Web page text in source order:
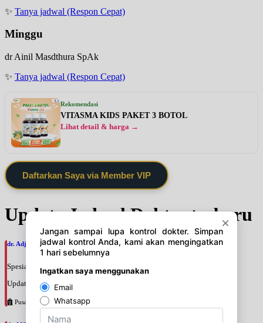
✨ Tanya jadwal (Respon Cepat)
Minggu
dr Ainil Masdthura SpAk
✨ Tanya jadwal (Respon Cepat)
Rekomendasi
VITASMA KIDS PAKET 3 BOTOL
Lihat detail & harga →
Daftarkan Saya via Member VIP
Update Jadwal Dokter terbaru
dr. Adji Suprajitno, SpPD
Spesialis: Penyakit Dalam
Update terakhir: 2026-08-07 20:37:59
Pusat Pertamina